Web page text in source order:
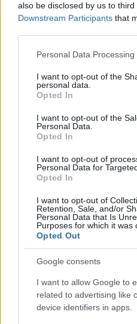
also be disclosed by us to
Downstream Participants that
Please note that this website/
not limited to your visit or
grant or deny consent to
use your data for below
consent section.
Personal Data
I want to opt-out of the
personal data.
Opted In
I want to opt-out of the
Personal Data.
Opted In
I want to opt-out of
Personal Data for
Opted In
I want to opt-out of
Retention, Sale, and/or
Personal Data that Is
Purposes for which it was
Opted Out
Google consents
I want to allow Google to
related to advertising like
device identifiers in apps.
Különös koponyára
előzetesében
Valószínűleg csak poén, de
lehetőségét.